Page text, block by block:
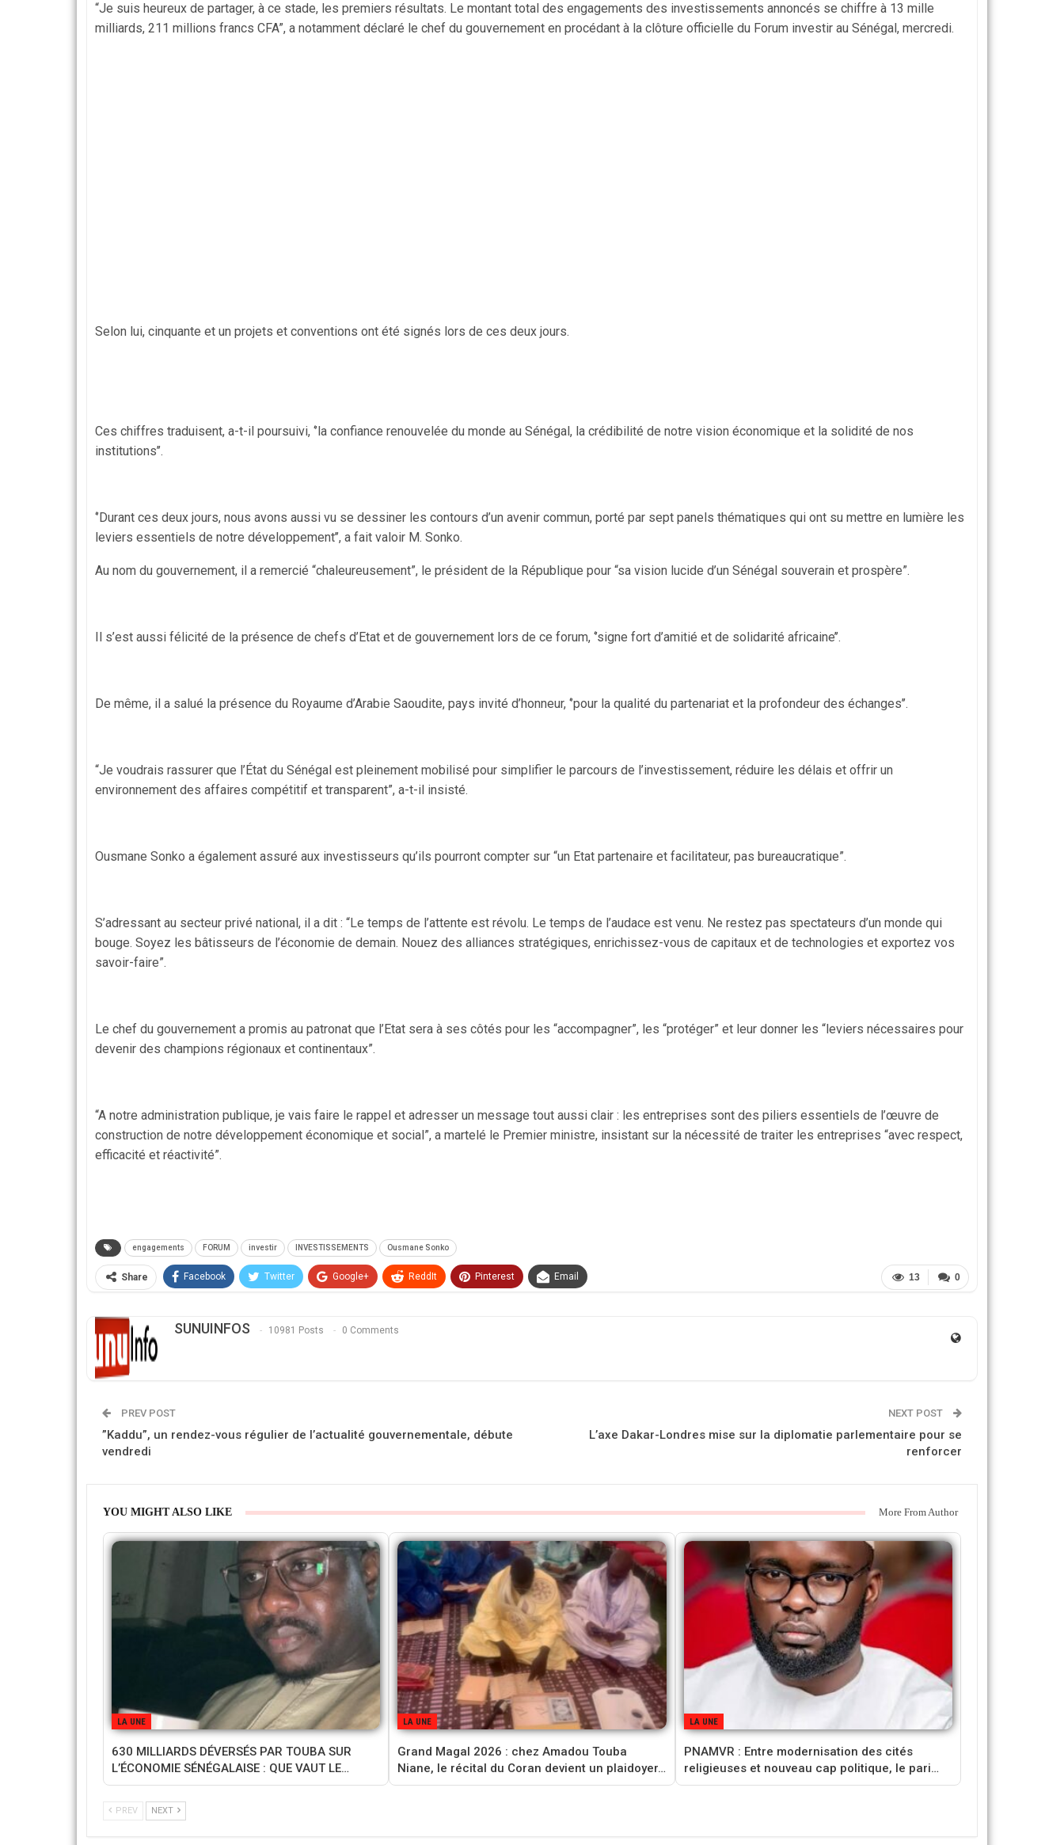
“Je suis heureux de partager, à ce stade, les premiers résultats. Le montant total des engagements des investissements annoncés se chiffre à 13 mille
milliards, 211 millions francs CFA”, a notamment déclaré le chef du gouvernement en procédant à la clôture officielle du Forum investir au Sénégal, mercredi.
Selon lui, cinquante et un projets et conventions ont été signés lors de ces deux jours.
Ces chiffres traduisent, a-t-il poursuivi, ‘’la confiance renouvelée du monde au Sénégal, la crédibilité de notre vision économique et la solidité de nos
institutions’’.
‘’Durant ces deux jours, nous avons aussi vu se dessiner les contours d’un avenir commun, porté par sept panels thématiques qui ont su mettre en lumière les
leviers essentiels de notre développement’’, a fait valoir M. Sonko.
Au nom du gouvernement, il a remercié “chaleureusement”, le président de la République pour “sa vision lucide d’un Sénégal souverain et prospère”.
Il s’est aussi félicité de la présence de chefs d’Etat et de gouvernement lors de ce forum, ‘’signe fort d’amitié et de solidarité africaine’’.
De même, il a salué la présence du Royaume d’Arabie Saoudite, pays invité d’honneur, ‘’pour la qualité du partenariat et la profondeur des échanges’’.
“Je voudrais rassurer que l’État du Sénégal est pleinement mobilisé pour simplifier le parcours de l’investissement, réduire les délais et offrir un
environnement des affaires compétitif et transparent”, a-t-il insisté.
Ousmane Sonko a également assuré aux investisseurs qu’ils pourront compter sur “un Etat partenaire et facilitateur, pas bureaucratique”.
S’adressant au secteur privé national, il a dit : “Le temps de l’attente est révolu. Le temps de l’audace est venu. Ne restez pas spectateurs d’un monde qui
bouge. Soyez les bâtisseurs de l’économie de demain. Nouez des alliances stratégiques, enrichissez-vous de capitaux et de technologies et exportez vos
savoir-faire”.
Le chef du gouvernement a promis au patronat que l’Etat sera à ses côtés pour les “accompagner”, les “protéger” et leur donner les “leviers nécessaires pour
devenir des champions régionaux et continentaux”.
“A notre administration publique, je vais faire le rappel et adresser un message tout aussi clair : les entreprises sont des piliers essentiels de l’œuvre de
construction de notre développement économique et social”, a martelé le Premier ministre, insistant sur la nécessité de traiter les entreprises “avec respect,
efficacité et réactivité”.
engagements FORUM investir INVESTISSEMENTS Ousmane Sonko
0
13
Share Facebook Twitter Google+ ReddIt Pinterest Email
SUNUINFOS 10981 Posts 0 Comments
PREV POST
”Kaddu”, un rendez-vous régulier de l’actualité gouvernementale, débute
vendredi
NEXT POST
L’axe Dakar-Londres mise sur la diplomatie parlementaire pour se
renforcer
YOU MIGHT ALSO LIKE More From Author
LA UNE
630 MILLIARDS DÉVERSÉS PAR TOUBA SUR
L’ÉCONOMIE SÉNÉGALAISE : QUE VAUT LE…
LA UNE
Grand Magal 2026 : chez Amadou Touba
Niane, le récital du Coran devient un plaidoyer…
LA UNE
PNAMVR : Entre modernisation des cités
religieuses et nouveau cap politique, le pari…
PREV NEXT